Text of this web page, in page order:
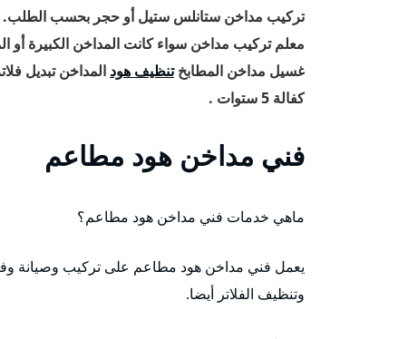
تركيب مداخن ستانلس ستيل أو حجر بحسب الطلب.
معلم تركيب مداخن سواء كانت المداخن الكبيرة أو
غسيل مداخن المطابختنظيف هود المداخن تبديل
كفالة 5 ستوات .
فني مداخن هود مطاعم
ماهي خدمات فني مداخن هود مطاعم؟
يعمل فني مداخن هود مطاعم على تركيب وصيانة
وتنظيف الفلاتر أيضا.